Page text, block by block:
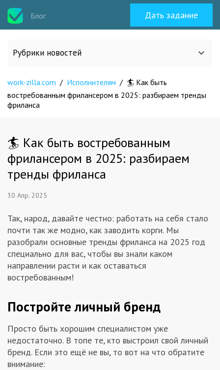
Блог Дать задание
Рубрики новостей
Все статьи
Кейсы
Новости сервиса
Заказчикам
Полезное
work-zilla.com / Исполнителям / 🏄 Как быть
востребованным фрилансером в 2025: разбираем тренды
фриланса
🏄 Как быть востребованным
фрилансером в 2025: разбираем
тренды фриланса
30 Апр. 2025
Так, народ, давайте честно: работать на себя стало
почти так же модно, как заводить корги. Мы
разобрали основные тренды фриланса на 2025 год
специально для вас, чтобы вы знали каком
направлении расти и как оставаться
востребованным!
Постройте личный бренд
Просто быть хорошим специалистом уже
недостаточно. В топе те, кто выстроил свой личный
бренд. Если это ещё не вы, то вот на что обратите
внимание: